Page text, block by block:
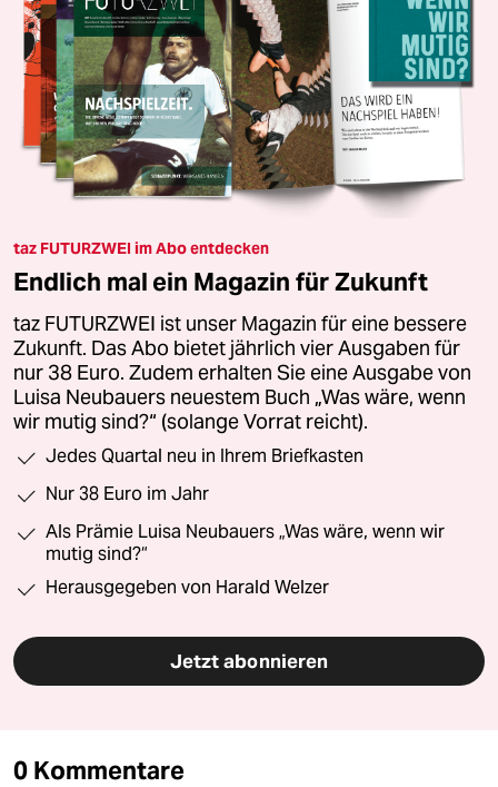
taz FUTURZWEI im Abo entdecken
Endlich mal ein Magazin für Zukunft
taz FUTURZWEI ist unser Magazin für eine bessere
Zukunft. Das Abo bietet jährlich vier Ausgaben für
nur 38 Euro. Zudem erhalten Sie eine Ausgabe von
Luisa Neubauers neuestem Buch „Was wäre, wenn
wir mutig sind?“ (solange Vorrat reicht).
Jedes Quartal neu in Ihrem Briefkasten
Nur 38 Euro im Jahr
Als Prämie Luisa Neubauers „Was wäre, wenn wir
mutig sind?“
Herausgegeben von Harald Welzer
Jetzt abonnieren
0 Kommentare